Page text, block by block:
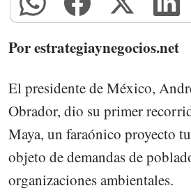
Por estrategiaynegocios.net
El presidente de México,
Obrador, dio su primer
Maya, un faraónico proyecto
objeto de demandas de
organizaciones ambientales.